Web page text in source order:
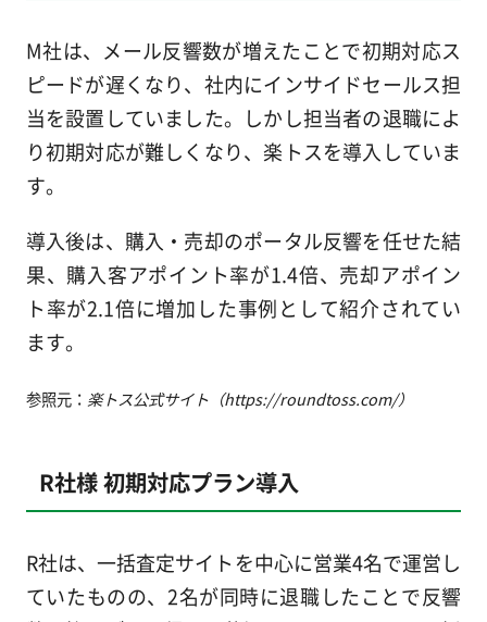
M社は、メール反響数が増えたことで初期対応ス
ピードが遅くなり、社内にインサイドセールス担
当を設置していました。しかし担当者の退職によ
り初期対応が難しくなり、楽トスを導入していま
す。
導入後は、購入・売却のポータル反響を任せた結
果、購入客アポイント率が1.4倍、売却アポイン
ト率が2.1倍に増加した事例として紹介されてい
ます。
参照元： 楽トス公式サイト（https://roundtoss.com/）
R社様 初期対応プラン導入
R社は、一括査定サイトを中心に営業4名で運営し
ていたものの、2名が同時に退職したことで反響